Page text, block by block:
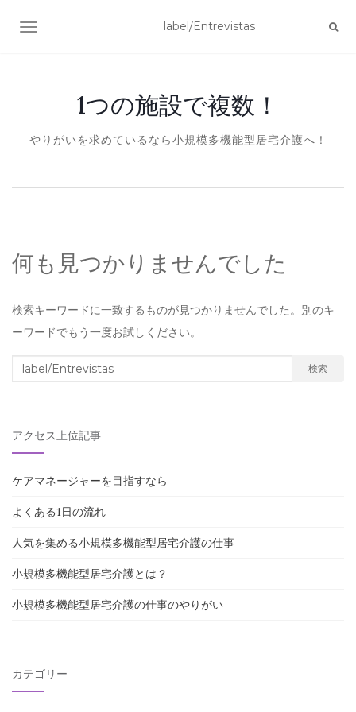
ナビゲーション切り替え
1つの施設で複数！
やりがいを求めているなら小規模多機能型居宅介護へ！
何も見つかりませんでした
検索キーワードに一致するものが見つかりませんでした。別のキ
ーワードでもう一度お試しください。
象:
検索
アクセス上位記事
ケアマネージャーを目指すなら
よくある1日の流れ
人気を集める小規模多機能型居宅介護の仕事
小規模多機能型居宅介護とは？
小規模多機能型居宅介護の仕事のやりがい
カテゴリー